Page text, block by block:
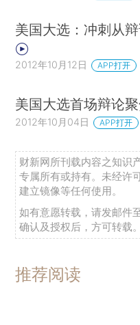
美国大选：冲刺从
2012年10月12日 APP打开
美国大选首场辩论
2012年10月04日 APP打开
财新网所刊载内容之知识
专属所有或持有。未经许
建立镜像等任何使用。
如有意愿转载，请发邮件
确认及授权后，方可转载。
推荐阅读